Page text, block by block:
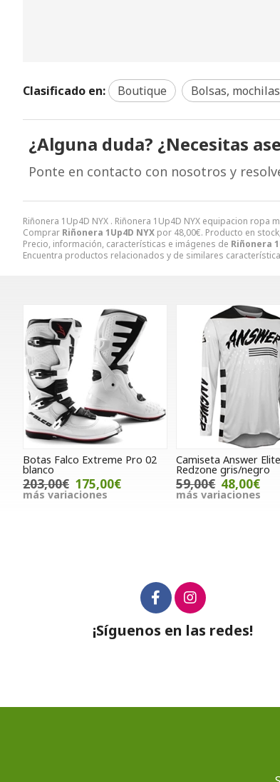
Riñonera 1Up4D NYX . Riñonera 1Up4D NYX equipacion
Comprar Riñonera 1Up4D NYX por 48,00€. Producto en
Precio, información, características e imágenes de Riñonera
Encuentra productos relacionados y de similares
Clasificado en: Boutique Bolsas,
¿Alguna duda? ¿Necesitas
Ponte en contacto con nosotros y
Botas Falco Extreme Pro 02
blanco
203,00€ 175,00€
más variaciones
Camiseta Answer Elite
Redzone gris/negro
59,00€ 48,00€
más variaciones
¡Síguenos en las redes!